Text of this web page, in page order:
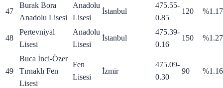
47
Burak Bora
Anadolu Lisesi
Anadolu
Lisesi
İstanbul
475.55-
0.85
120 %1.17
48
Pertevniyal
Lisesi
Anadolu
Lisesi
İstanbul
475.39-
0.16
150 %1.27
49
Buca İnci-Özer
Tırnaklı Fen
Lisesi
Fen
Lisesi
İzmir
475.09-
0.30
90 %1.16